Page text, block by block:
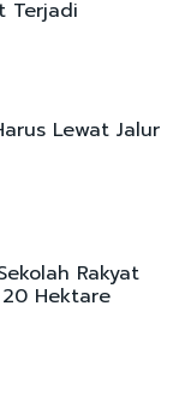
Terjadi
Lewat Jalur
Rakyat
Hektare